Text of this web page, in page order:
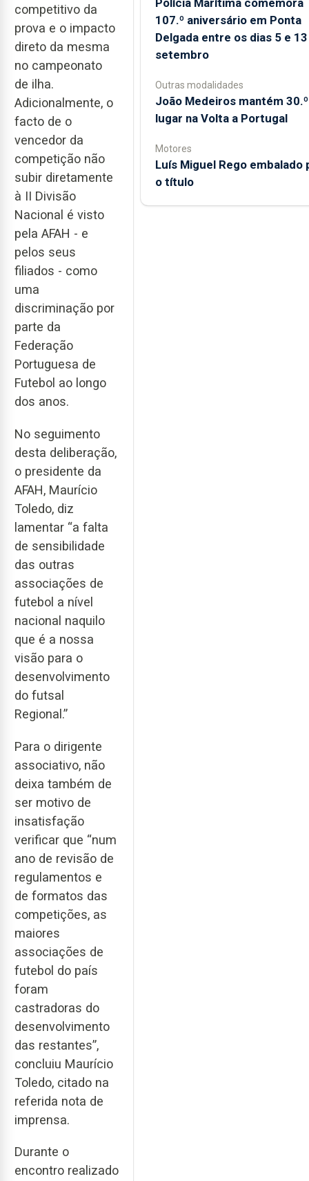
competitivo da
prova e o impacto
direto da mesma
no campeonato
de ilha.
Adicionalmente, o
facto de o
vencedor da
competição não
subir diretamente
à II Divisão
Nacional é visto
pela AFAH - e
pelos seus
filiados - como
uma
discriminação por
parte da
Federação
Portuguesa de
Futebol ao longo
dos anos.
No seguimento
desta deliberação,
o presidente da
AFAH, Maurício
Toledo, diz
lamentar “a falta
de sensibilidade
das outras
associações de
futebol a nível
nacional naquilo
que é a nossa
visão para o
desenvolvimento
do futsal
Regional.”
Para o dirigente
associativo, não
deixa também de
ser motivo de
insatisfação
verificar que “num
ano de revisão de
regulamentos e
de formatos das
competições, as
maiores
associações de
futebol do país
foram
castradoras do
desenvolvimento
das restantes”,
concluiu Maurício
Toledo, citado na
referida nota de
imprensa.
Durante o
encontro realizado
107.º aniversário em Ponta
Delgada entre os dias 5 e
setembro
Outras modalidades
João Medeiros mantém 30.º
lugar na Volta a Portugal
Motores
Luís Miguel Rego embalado
o título